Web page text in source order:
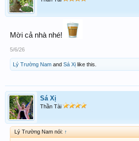
Mời cả nhà nhé!
5/6/26
Lý Trường Nam and Sá Xị like this.
Sá Xị
Thần Tài
Lý Trường Nam nói: ↑